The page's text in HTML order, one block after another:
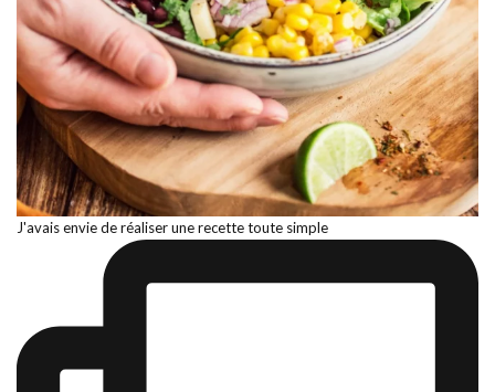
J'avais envie de réaliser une recette toute simple